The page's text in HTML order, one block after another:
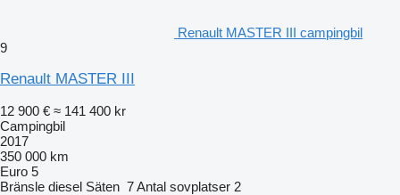
Renault MASTER III campingbil
9
Renault MASTER III
12 900 € ≈ 141 400 kr
Campingbil
2017
350 000 km
Euro 5
Bränsle diesel Säten 7Antal sovplatser 2